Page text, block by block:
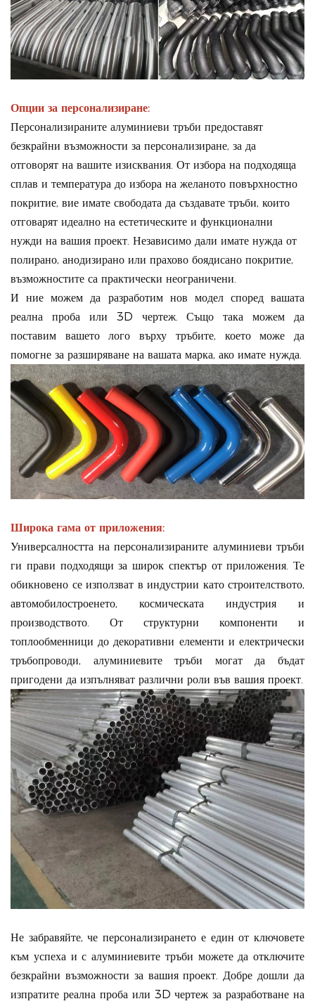
Опции за персонализиране:
Персонализираните алуминиеви тръби предоставят
безкрайни възможности за персонализиране, за да
отговорят на вашите изисквания. От избора на подходяща
сплав и температура до избора на желаното повърхностно
покритие, вие имате свободата да създавате тръби, които
отговарят идеално на естетическите и функционални
нужди на вашия проект. Независимо дали имате нужда от
полирано, анодизирано или прахово боядисано покритие,
възможностите са практически неограничени.
И ние можем да разработим нов модел според вашата
реална проба или 3D чертеж. Също така можем да
поставим вашето лого върху тръбите, което може да
помогне за разширяване на вашата марка, ако имате нужда.
Широка гама от приложения:
Универсалността на персонализираните алуминиеви тръби
ги прави подходящи за широк спектър от приложения. Те
обикновено се използват в индустрии като строителството,
автомобилостроенето, космическата индустрия и
производството. От структурни компоненти и
топлообменници до декоративни елементи и електрически
тръбопроводи, алуминиевите тръби могат да бъдат
пригодени да изпълняват различни роли във вашия проект.
Не забравяйте, че персонализирането е един от ключовете
към успеха и с алуминиевите тръби можете да отключите
безкрайни възможности за вашия проект. Добре дошли да
изпратите реална проба или 3D чертеж за разработване на